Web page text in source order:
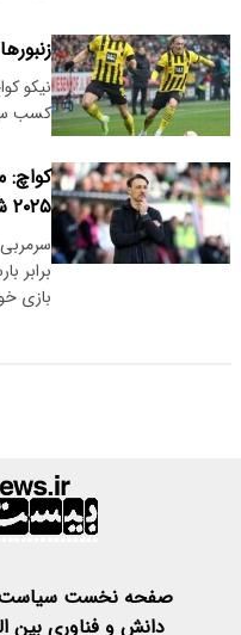
نیکو
کسب
کواچ:
۲۰۲۵ شدیم!
برابر
بازی
صفحه نخست
دانش و فناوری بین